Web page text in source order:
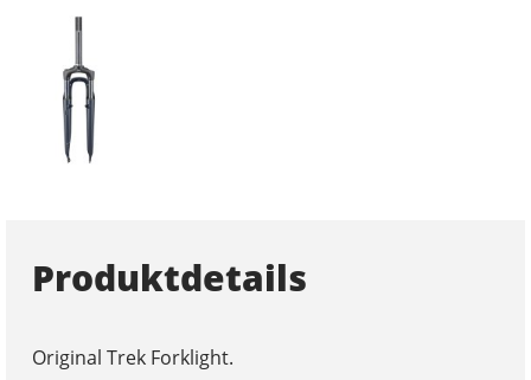
Produktdetails
Original Trek Forklight.